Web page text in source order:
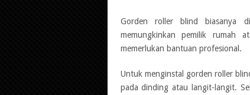
Gorden roller blind biasanya
memungkinkan pemilik rumah
memerlukan bantuan profesional.
Untuk menginstal gorden roller
pada dinding atau langit-langit.